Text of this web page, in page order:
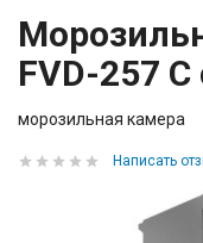
FVD-257
морозильная камера
Написать